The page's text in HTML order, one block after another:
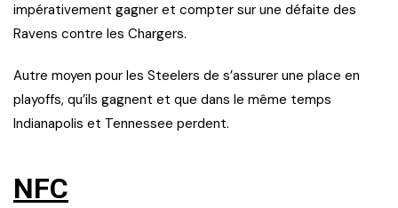
impérativement gagner et compter sur une défaite des
Ravens contre les Chargers.
Autre moyen pour les Steelers de s’assurer une place en
playoffs, qu’ils gagnent et que dans le même temps
Indianapolis et Tennessee perdent.
NFC